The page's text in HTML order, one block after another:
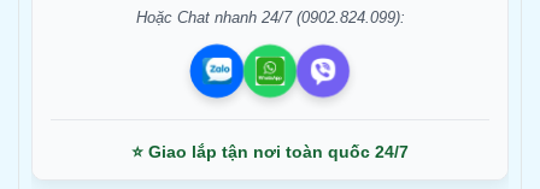
Hoặc Chat nhanh 24/7 (0902.824.099):
⭐ Giao lắp tận nơi toàn quốc 24/7